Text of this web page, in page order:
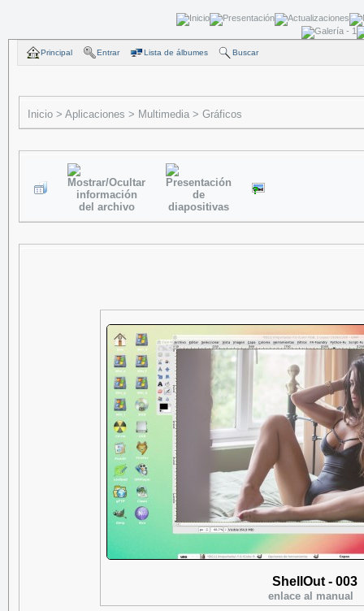
Principal Entrar Lista de álbumes Buscar
Inicio > Aplicaciones > Multimedia > Gráficos
ShellOut - 003
enlace al manual